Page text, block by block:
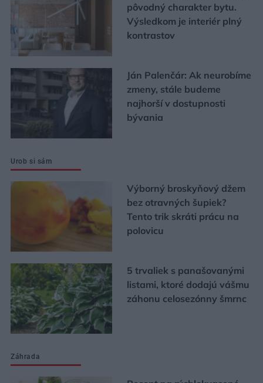
pôvodný charakter bytu.
Výsledkom je interiér plný
kontrastov
Ján Palenčár: Ak neurobíme
zmeny, stále budeme
najhorší v dostupnosti
bývania
Urob si sám
Výborný broskyňový džem
bez otravných šupiek?
Tento trik skráti prácu na
polovicu
5 trvaliek s panašovanými
listami, ktoré dodajú vášmu
záhonu celosezónny šmrnc
Záhrada